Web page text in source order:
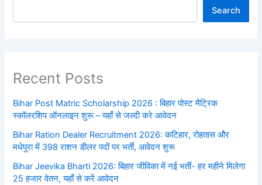
Search
Recent Posts
Bihar Post Matric Scholarship 2026 : बिहार पोस्ट मैट्रिक
स्कॉलरशिप ऑनलाइन शुरू – यहाँ से जल्दी करे आवेदन
Bihar Ration Dealer Recruitment 2026: कटिहार, रोहतास और
मधेपुरा में 398 राशन डीलर पदों पर भर्ती, आवेदन शुरू
Bihar Jeevika Bharti 2026: बिहार जीविका में नई भर्ती- हर महीने मिलेगा
25 हजार वेतन, यहाँ से करें आवेदन